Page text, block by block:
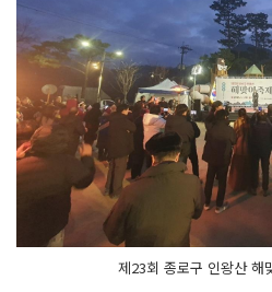
제23회 종로구 인왕산 해